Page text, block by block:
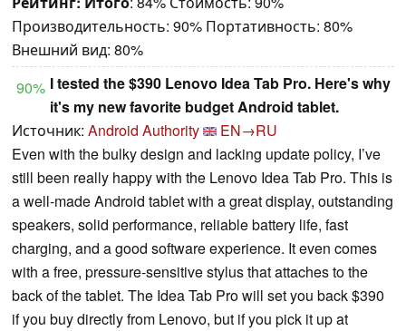
Производительность: 90% Портативность: 80%
Внешний вид: 80%
90% I tested the $390 Lenovo Idea Tab Pro. Here's why
it's my new favorite budget Android tablet.
Источник: Android Authority
EN→RU
Even with the bulky design and lacking update policy, I’ve
still been really happy with the Lenovo Idea Tab Pro. This is
a well-made Android tablet with a great display, outstanding
speakers, solid performance, reliable battery life, fast
charging, and a good software experience. It even comes
with a free, pressure-sensitive stylus that attaches to the
back of the tablet. The Idea Tab Pro will set you back $390
if you buy directly from Lenovo, but if you pick it up at